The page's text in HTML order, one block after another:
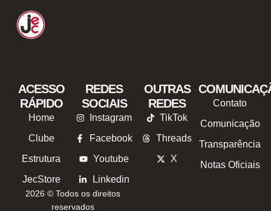
ACESSO
RÁPIDO
Home
Clube
Estrutura
JecStore
REDES
SOCIAIS
Instagram
Facebook
Youtube
Linkedin
OUTRAS
REDES
TikTok
Threads
X
Contato
Comunicação
Transparência
Notas Oficiais
2026 © Todos os direitos
reservados